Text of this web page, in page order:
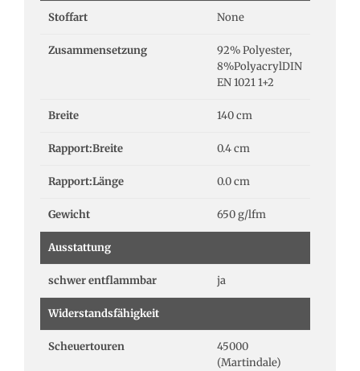
Stoffart None
Zusammensetzung
92% Polyester,
8%PolyacrylDIN
EN 1021 1+2
Breite 140 cm
Rapport:Breite 0.4 cm
Rapport:Länge 0.0 cm
Gewicht 650 g/lfm
Ausstattung
schwer entflammbar ja
Widerstandsfähigkeit
Scheuertouren
45000
(Martindale)